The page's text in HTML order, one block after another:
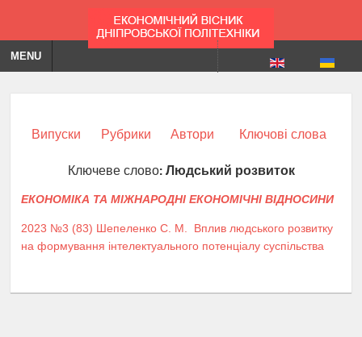
MENU
Випуски Рубрики Автори Ключові слова
Ключеве слово:Людський розвиток
ЕКОНОМІКА ТА МІЖНАРОДНІ ЕКОНОМІЧНІ ВІДНОСИНИ
2023 №3 (83) Шепеленко С. М.
Вплив людського розвитку
на формування інтелектуального потенціалу суспільства